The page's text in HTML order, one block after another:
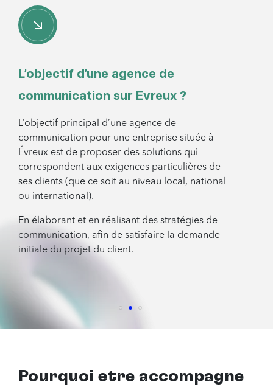
L’objectif d’une agence de
communication sur Evreux ?
L’objectif principal d’une agence de
communication pour une entreprise située à
Évreux est de proposer des solutions qui
correspondent aux exigences particulières de
ses clients (que ce soit au niveau local, national
ou international).
En élaborant et en réalisant des stratégies de
communication, afin de satisfaire la demande
initiale du projet du client.
Pourquoi être accompagné